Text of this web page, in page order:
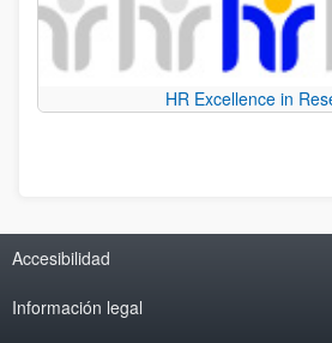
HR Excellence in
Accesibilidad
Información legal